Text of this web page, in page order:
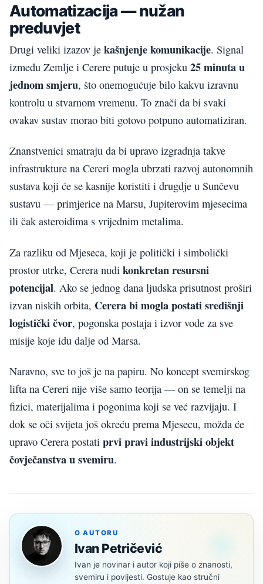
Automatizacija — nužan
preduvjet
Drugi veliki izazov je kašnjenje komunikacije. Signal
između Zemlje i Cerere putuje u prosjeku 25 minuta u
jednom smjeru, što onemogućuje bilo kakvu izravnu
kontrolu u stvarnom vremenu. To znači da bi svaki
ovakav sustav morao biti gotovo potpuno automatiziran.
Znanstvenici smatraju da bi upravo izgradnja takve
infrastrukture na Cereri mogla ubrzati razvoj autonomnih
sustava koji će se kasnije koristiti i drugdje u Sunčevu
sustavu — primjerice na Marsu, Jupiterovim mjesecima
ili čak asteroidima s vrijednim metalima.
Za razliku od Mjeseca, koji je politički i simbolički
prostor utrke, Cerera nudi konkretan resursni
potencijal. Ako se jednog dana ljudska prisutnost proširi
izvan niskih orbita, Cerera bi mogla postati središnji
logistički čvor, pogonska postaja i izvor vode za sve
misije koje idu dalje od Marsa.
Naravno, sve to još je na papiru. No koncept svemirskog
lifta na Cereri nije više samo teorija — on se temelji na
fizici, materijalima i pogonima koji se već razvijaju. I
dok se oči svijeta još okreću prema Mjesecu, možda će
upravo Cerera postati prvi pravi industrijski objekt
čovječanstva u svemiru.
O AUTORU
Ivan Petričević
Ivan je novinar i autor koji piše o znanosti,
svemiru i povijesti. Gostuje kao stručni